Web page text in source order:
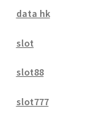
data hk
slot
slot88
slot777